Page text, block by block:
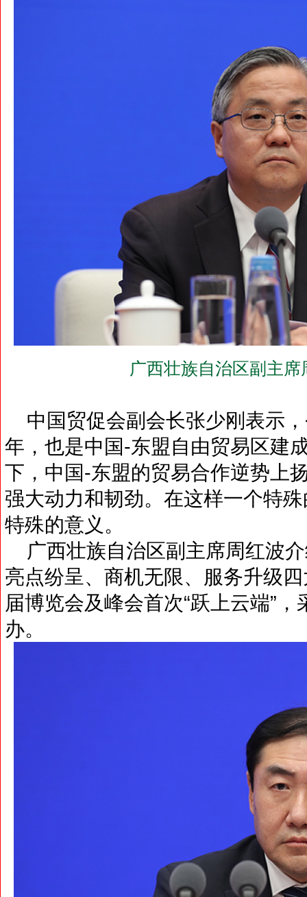
广西壮族自治区副主
中国贸促会副会长张少刚表示
年，也是中国-东盟自由贸易区建
下，中国-东盟的贸易合作逆势上
强大动力和韧劲。在这样一个特
特殊的意义。
广西壮族自治区副主席周红波
亮点纷呈、商机无限、服务升级
届博览会及峰会首次“跃上云端”
办。